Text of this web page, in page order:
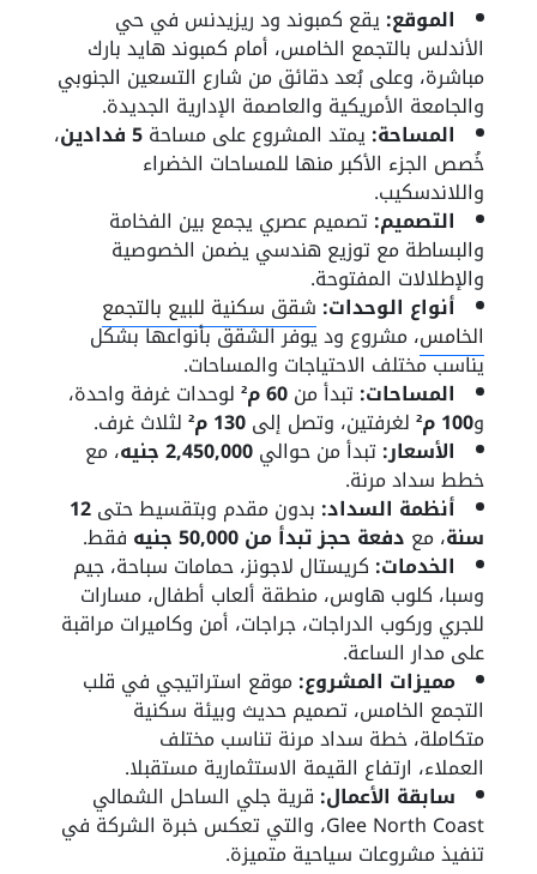
الموقع:يقع كمبوند ود ريزيدنس في حي
الأندلس بالتجمع الخامس، أمام كمبوند هايد بارك
مباشرة، وعلى بُعد دقائق من شارع التسعين الجنوبي
والجامعة الأمريكية والعاصمة الإدارية الجديدة.
المساحة:يمتد المشروع على مساحة5 فدادين ،
خُصص الجزء الأكبر منها للمساحات الخضراء
واللاندسكيب.
التصميم:تصميم عصري يجمع بين الفخامة
والبساطة مع توزيع هندسي يضمن الخصوصية
والإطلالات المفتوحة.
أنواع الوحدات: شقق سكنية للبيع بالتجمع
الخامس، مشروع ود يوفر الشقق بأنواعها بشكل
يناسب مختلف الاحتياجات والمساحات.
المساحات:تبدأ من60 م² لوحدات غرفة واحدة،
و100 م² لغرفتين، وتصل إلى130 م² لثلاث غرف.
الأسعار:تبدأ من حوالي2,450,000 جنيه ، مع
خطط سداد مرنة.
أنظمة السداد: بدون مقدم وبتقسيط حتى12
سنة، مع دفعة حجز تبدأ من 50,000 جنيه فقط.
الخدمات: كريستال لاجونز، حمامات سباحة، جيم
وسبا، كلوب هاوس، منطقة ألعاب أطفال، مسارات
للجري وركوب الدراجات، جراجات، أمن وكاميرات مراقبة
على مدار الساعة.
مميزات المشروع: موقع استراتيجي في قلب
التجمع الخامس، تصميم حديث وبيئة سكنية
متكاملة، خطة سداد مرنة تناسب مختلف
العملاء، ارتفاع القيمة الاستثمارية مستقبلا.
سابقة الأعمال: قرية جلي الساحل الشمالي
Glee North Coast، والتي تعكس خبرة الشركة في
تنفيذ مشروعات سياحية متميزة.